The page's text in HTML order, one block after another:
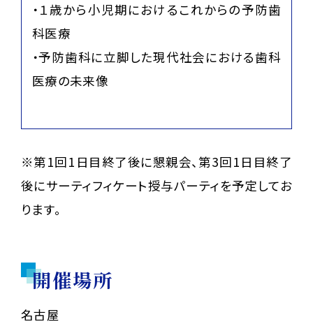
・１歳から小児期におけるこれからの予防歯
科医療
・予防歯科に立脚した現代社会における歯科
医療の未来像
※第1回1日目終了後に懇親会、第3回1日目終了
後にサーティフィケート授与パーティを予定してお
ります。
開催場所
名古屋